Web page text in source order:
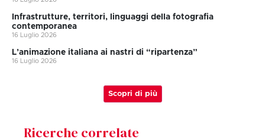
Infrastrutture, territori, linguaggi della fotografia
contemporanea
16 Luglio 2026
L’animazione italiana ai nastri di “ripartenza”
16 Luglio 2026
Scopri di più
Ricerche correlate